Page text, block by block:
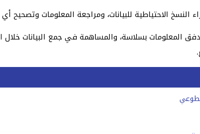
النسخ الاحتياطية للبيانات، ومراجعة المعلومات وتصحيح
المعلومات بسلاسة، والمساهمة في جمع البيانات خلال